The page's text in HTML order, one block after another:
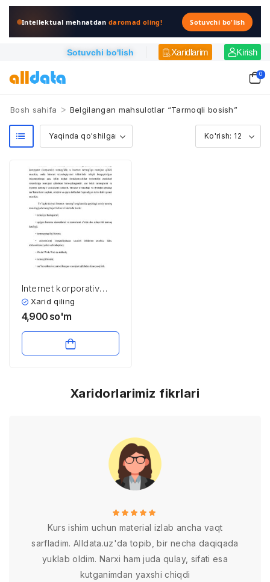
Intellektual mehnatdandaromad oling! Sotuvchi bo'lish
Sotuvchi bo'lish Xaridlarim Kirish
0
Bosh sahifa > Belgilangan mahsulotlar “Tarmoqli bosish”
Internet korporativ
tarmoqlari
Xarid qiling
4,900 so'm
Xaridorlarimiz fikrlari
Kurs ishim uchun material izlab ancha vaqt
sarfladim. Alldata.uz'da topib, bir necha daqiqada
yuklab oldim. Narxi ham juda qulay, sifati esa
kutganimdan yaxshi chiqdi